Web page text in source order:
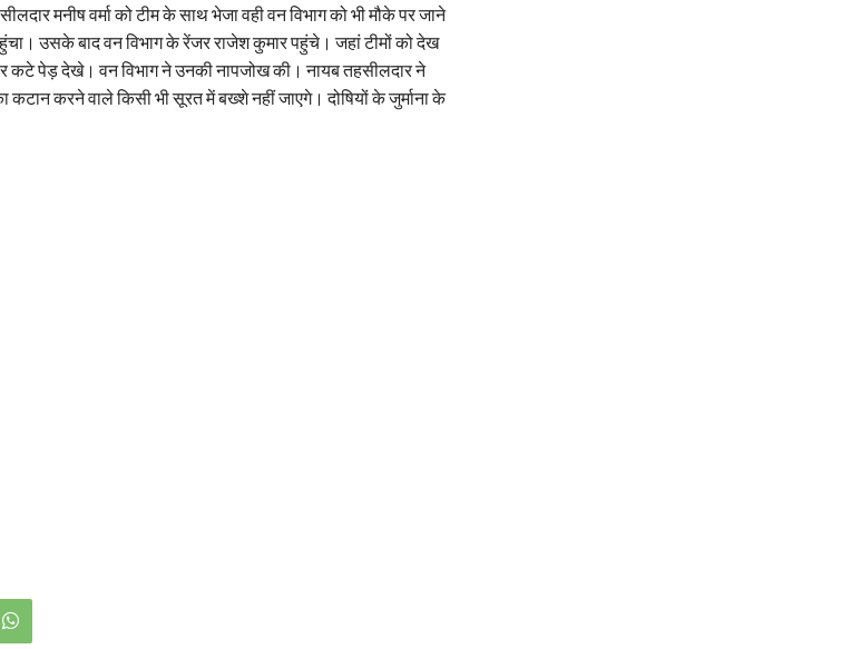
मनीष वर्मा को टीम के साथ भेजा वही वन विभाग को भी मौके पर जाने
उसके बाद वन विभाग के रेंजर राजेश कुमार पहुंचे। जहां टीमों को देख
कटे पेड़ देखे। वन विभाग ने उनकी नापजोख की। नायब तहसीलदार ने
कटान करने वाले किसी भी सूरत में बख्शे नहीं जाएगे। दोषियों के जुर्माना के